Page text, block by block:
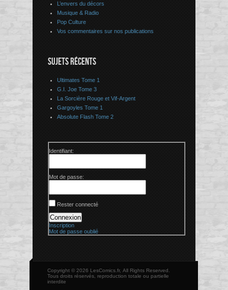
L’envers du décors
Musique & Radio
Pop Culture
Vos commentaires sur nos publications
SUJETS RÉCENTS
Ultimates Tome 1
G.I. Joe Tome 3
La Sorcière Rouge et Vif-Argent
Gargoyles Tome 1
Absolute Flash Tome 2
Identifiant:
Mot de passe:
Rester connecté
Connexion
Inscription
Mot de passe oublié
Copyright © 2026 LesComics.fr, All Rights Reserved.
Tous droits réservés, reproduction totale ou partielle
interdite